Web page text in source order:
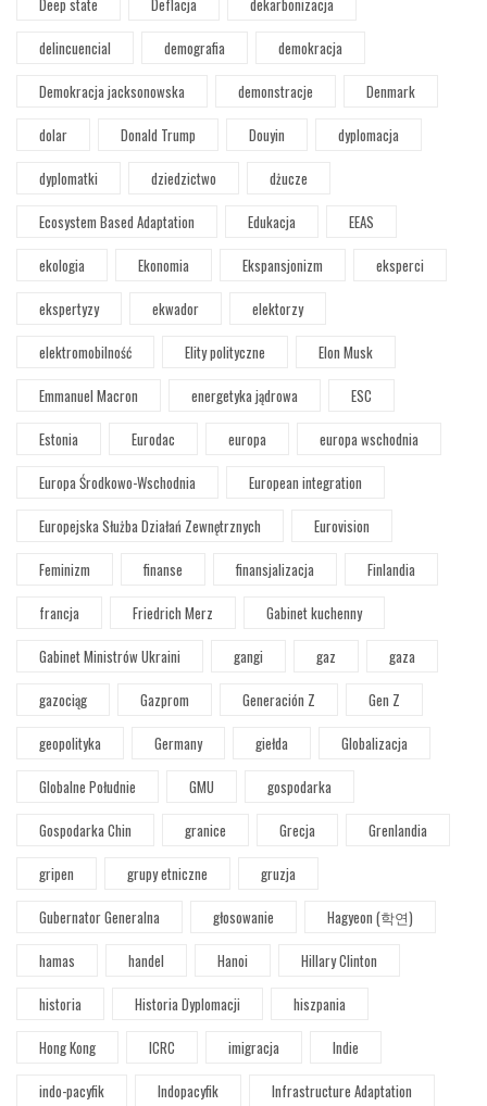
delincuencial
demografia
demokracja
Demokracja jacksonowska
demonstracje
Denmark
dolar
Donald Trump Douyin
dyplomacja
dyplomatki
dziedzictwo
dżucze
Ecosystem Based Adaptation
Edukacja
EEAS
ekologia
Ekonomia Ekspansjonizm
eksperci
ekspertyzy
ekwador
elektorzy
elektromobilność
Elity polityczne
Elon Musk
Emmanuel Macron
energetyka jądrowa
ESC
Estonia
Eurodac europa
europa wschodnia
Europa Środkowo-Wschodnia
European integration
Europejska Służba Działań Zewnętrznych
Eurovision
Feminizm
finanse finansjalizacja
Finlandia
francja
Friedrich Merz
Gabinet kuchenny
Gabinet Ministrów Ukraini
gangi gaz
gaza
gazociąg
Gazprom Generación Z
Gen Z
geopolityka
Germany giełda
Globalizacja
Globalne Południe
GMU
gospodarka
Gospodarka Chin
granice Grecja
Grenlandia
gripen
grupy etniczne
gruzja
Gubernator Generalna
głosowanie
Hagyeon (학연)
hamas
handel Hanoi
Hillary Clinton
historia
Historia Dyplomacji
hiszpania
Hong Kong
ICRC imigracja
Indie
indo-pacyfik
Indopacyfik
Infrastructure Adaptation